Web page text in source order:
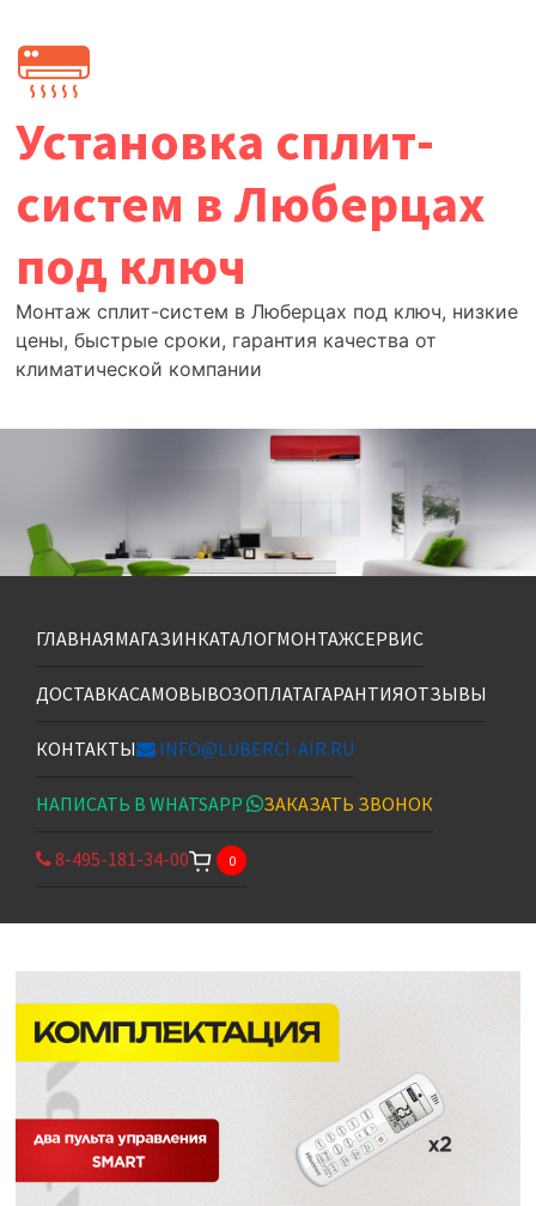
содержимому
Установка сплит-
систем в Люберцах
под ключ
Монтаж сплит-систем в Люберцах под ключ, низкие
цены, быстрые сроки, гарантия качества от
климатической компании
ГЛАВНАЯМАГАЗИНКАТАЛОГМОНТАЖСЕРВИС
ДОСТАВКАСАМОВЫВОЗОПЛАТАГАРАНТИЯОТЗЫВЫ
КОНТАКТЫ INFO@LUBERCI-AIR.RU
НАПИСАТЬ В WHATSAPP ЗАКАЗАТЬ ЗВОНОК
8-495-181-34-00 0